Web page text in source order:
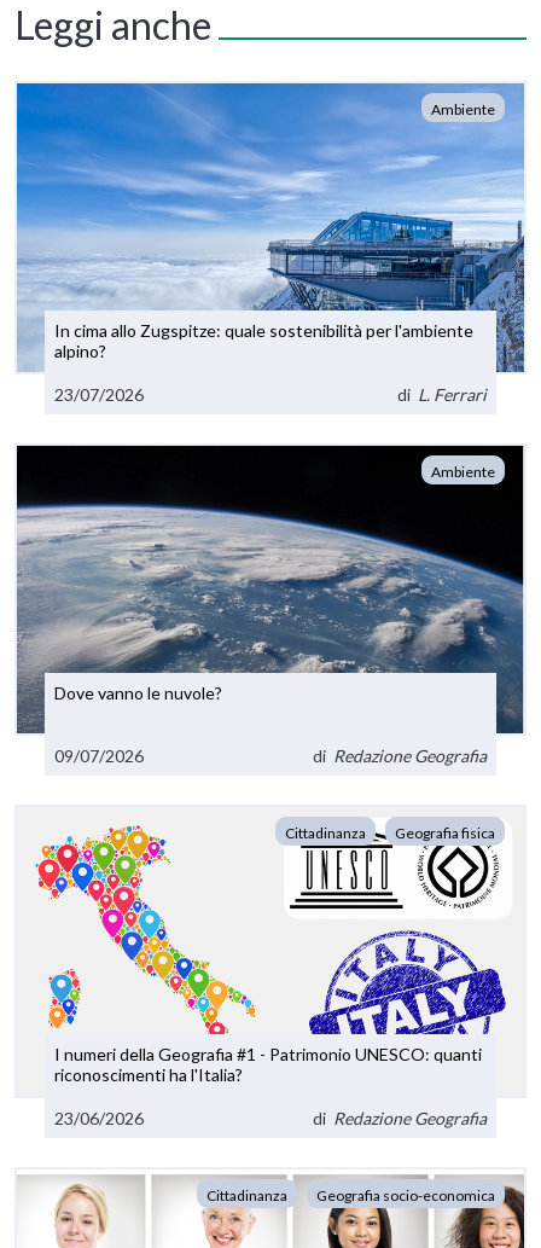
Leggi anche
Ambiente
In cima allo Zugspitze: quale sostenibilità per l'ambiente
alpino?
23/07/2026 di L. Ferrari
Ambiente
Dove vanno le nuvole?
09/07/2026 di Redazione Geografia
Cittadinanza Geografia fisica
I numeri della Geografia #1 - Patrimonio UNESCO: quanti
riconoscimenti ha l'Italia?
23/06/2026 di Redazione Geografia
Cittadinanza Geografia socio-economica